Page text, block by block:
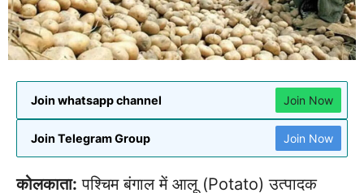
Join whatsapp channel Join Now
Join Telegram Group Join Now
कोलकाता: पश्चिम बंगाल में आलू (Potato) उत्पादक